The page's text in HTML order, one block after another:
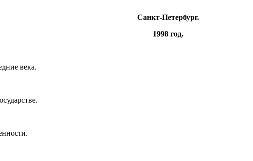
Санкт-Петербург.
1998 год.
века.